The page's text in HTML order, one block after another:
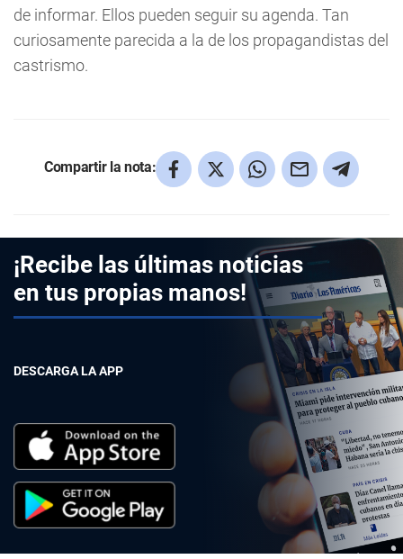
de informar. Ellos pueden seguir su agenda. Tan
curiosamente parecida a la de los propagandistas del
castrismo.
Compartir la nota:
¡Recibe las últimas noticias
en tus propias manos!
DESCARGA LA APP